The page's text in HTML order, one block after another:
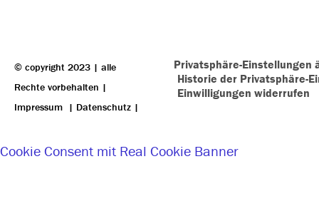
© copyright 2023 | alle
Rechte vorbehalten |
Impressum | Datenschutz |
Privatsphäre-Einstellungen
Historie der Privatsphäre-
Einwilligungen widerrufen
Cookie Consent mit Real Cookie Banner